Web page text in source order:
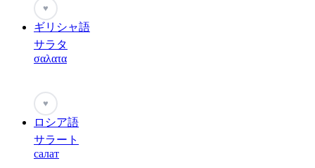
♥
ギリシャ語
サラタ
σαλατα
♥
ロシア語
サラート
салат